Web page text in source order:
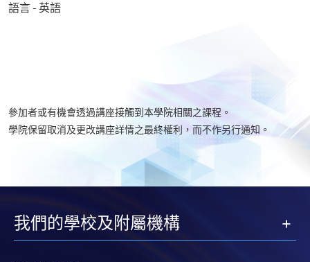
語言 - 英語
參加者或有機會透過講座接觸到本學院相關之課程。
學院保留取消及更改講座詳情之最終權利，而不作另行通知。​
我們的學校及附屬機構